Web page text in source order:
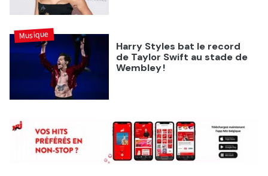
Harry Styles bat le record
de Taylor Swift au stade de
Wembley !
Musique